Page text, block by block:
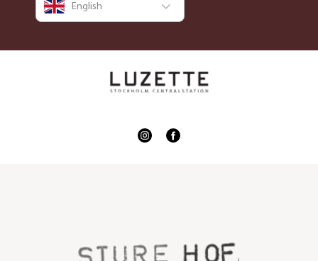
English